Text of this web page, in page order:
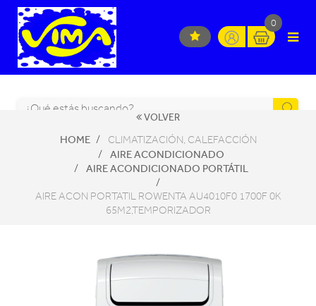
0
VOLVER
HOME CLIMATIZACIÓN, CALEFACCIÓN
AIRE ACONDICIONADO
AIRE ACONDICIONADO PORTÁTIL
AIRE ACON PORTATIL ROWENTA AU4010F0 1700F 0K
65M2,TEMPORIZADOR